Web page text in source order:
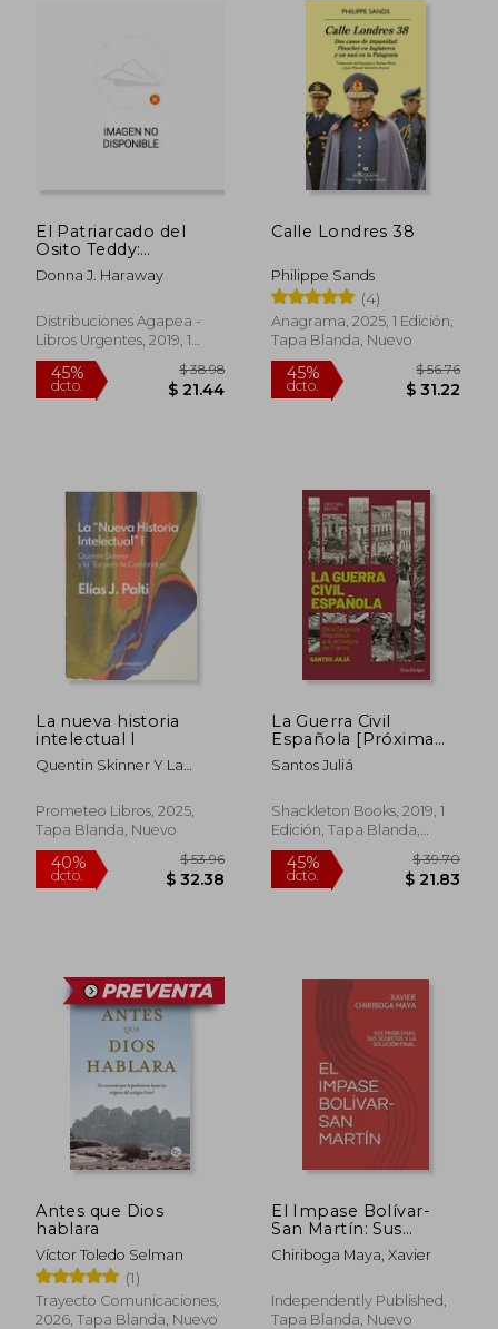
45%
dcto.
El Patriarcado del
Osito Teddy:
Taxidermia en el
Jardín del Edén
Donna J. Haraway
Distribuciones Agapea -
Libros Urgentes, 2019, 1
Edición, Tapa Blanda,
Nuevo
45%
dcto. $ 21.44
Calle Londres 38
Philippe Sands
(4)
Anagrama, 2025, 1 Edición,
Tapa Blanda, Nuevo
45%
dcto.
La nueva historia
intelectual I
Quentin Skinner Y La
Elías José Palti
Prometeo Libros, 2025,
Tapa Blanda, Nuevo
40%
dcto.
La Guerra Civil
Española [Próxima
Aparición]
Santos Juliá
Shackleton Books, 2019, 1
Edición, Tapa Blanda,
Nuevo
45%
dcto.
Antes que Dios
hablara
Víctor Toledo Selman
(1)
Trayecto Comunicaciones,
2026, Tapa Blanda, Nuevo
El Impase Bolívar-
San Martín: Sus
Problemas, Sus
Secretos Y La
Chiriboga Maya, Xavier
Independently Published,
Tapa Blanda, Nuevo